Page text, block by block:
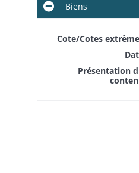
Biens
Cote/Cotes
Présentation